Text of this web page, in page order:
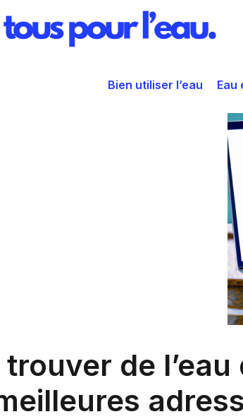
Bien utiliser l’eau Eau
trouver de